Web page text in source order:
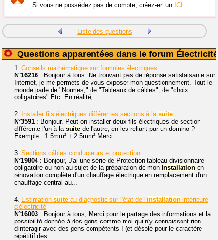
Si vous ne possédez pas de compte, créez-en un ICI .
Liste des questions
Questions apparentées dans le forum Électricité
1. Conseils mathématique sur formules électriques
N°16216 : Bonjour à tous. Ne trouvant pas de réponse satisfaisante sur
Internet, je me permets de vous exposer mon questionnement. Tout le
monde parle de "Normes," de "Tableaux de câbles", de "choix
obligatoires" Etc. En réalité,...
2. Installer fils électriques différentes sections à la suite
N°3591 : Bonjour. Peut-on installer deux fils électriques de section
différente l'un à la suite de l'autre, en les reliant par un domino ?
Exemple : 1.5mm² + 2.5mm² Merci
3. Sections câbles conducteurs et protection
N°19804: Bonjour, J'ai une série de Protection tableau divisionnaire
obligatoire ou non au sujet de la préparation de mon installation en
rénovation complète d'un chauffage électrique en remplacement d'un
chauffage central au...
4. Estimation suite au diagnostic sur l'état de l’installation intérieure
d’électricité
N°16003 : Bonjour à tous, Merci pour le partage des informations et la
possibilité donnée à des gens comme moi qui n'y connaissent rien
d'interagir avec des gens compétents ! (et désolé pour le caractère
répétitif des...